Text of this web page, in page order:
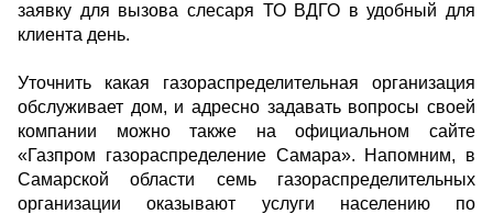
заявку для вызова слесаря ТО ВДГО в удобный для
клиента день.
Уточнить какая газораспределительная организация
обслуживает дом, и адресно задавать вопросы своей
компании можно также на официальном сайте
«Газпром газораспределение Самара». Напомним, в
Самарской области семь газораспределительных
организации оказывают услуги населению по